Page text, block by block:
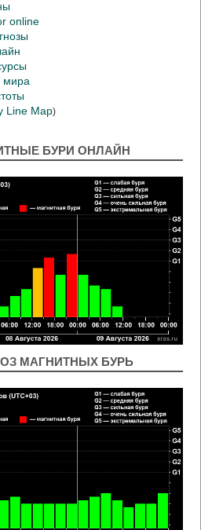
online
мира
Line Map)
БУРИ ОНЛАЙН
МАГНИТНЫХ БУРЬ